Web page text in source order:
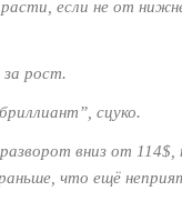
если не от
за рост.
сцуко.
вниз от 114$,
что ещё